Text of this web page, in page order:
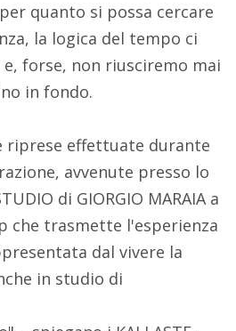
quanto si possa cercare
la logica del tempo ci
forse, non riusciremo mai
in fondo.
riprese effettuate durante
avvenute presso lo
di GIORGIO MARAIA a
che trasmette l'esperienza
dal vivere la
in studio di